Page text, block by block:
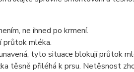
ne ihned po krmení.
průtok mléka.
tyto situace blokují průtok
těsně přiléhá k prsu. Netěsnost